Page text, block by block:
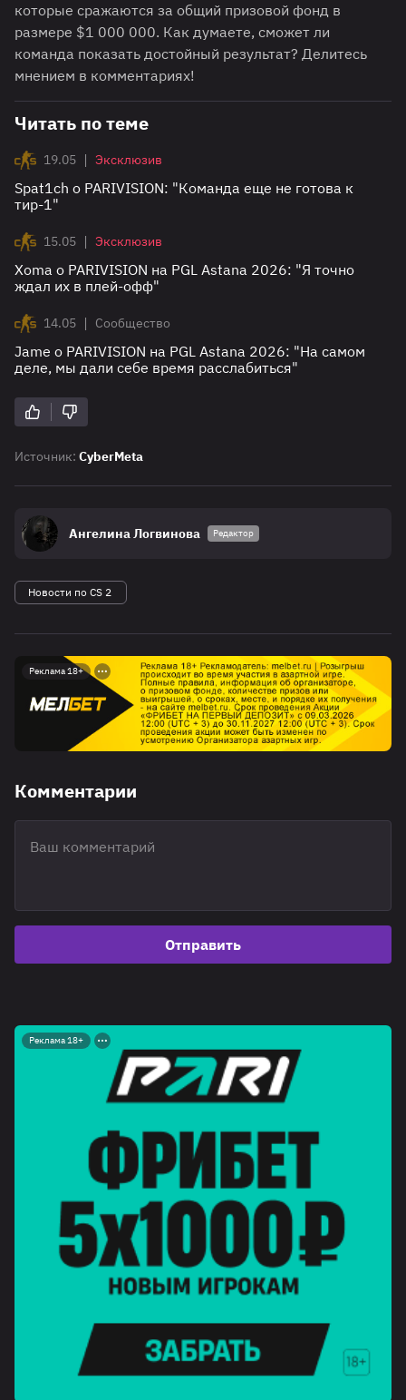
которые сражаются за общий призовой фонд в
размере $1 000 000. Как думаете, сможет ли
команда показать достойный результат? Делитесь
мнением в комментариях!
Читать по теме
19.05 | Эксклюзив
Spat1ch о PARIVISION: "Команда еще не готова к
тир-1"
15.05 | Эксклюзив
Xoma о PARIVISION на PGL Astana 2026: "Я точно
ждал их в плей-офф"
14.05 | Сообщество
Jame о PARIVISION на PGL Astana 2026: "На самом
деле, мы дали себе время расслабиться"
Источник: CyberMeta
Ангелина Логвинова Редактор
Новости по CS 2
Реклама 18+
Комментарии
Отправить
Реклама 18+